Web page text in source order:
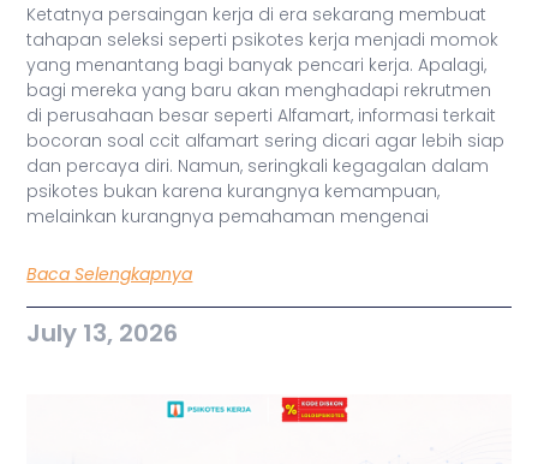
Ketatnya persaingan kerja di era sekarang membuat
tahapan seleksi seperti psikotes kerja menjadi momok
yang menantang bagi banyak pencari kerja. Apalagi,
bagi mereka yang baru akan menghadapi rekrutmen
di perusahaan besar seperti Alfamart, informasi terkait
bocoran soal ccit alfamart sering dicari agar lebih siap
dan percaya diri. Namun, seringkali kegagalan dalam
psikotes bukan karena kurangnya kemampuan,
melainkan kurangnya pemahaman mengenai
Baca Selengkapnya
July 13, 2026